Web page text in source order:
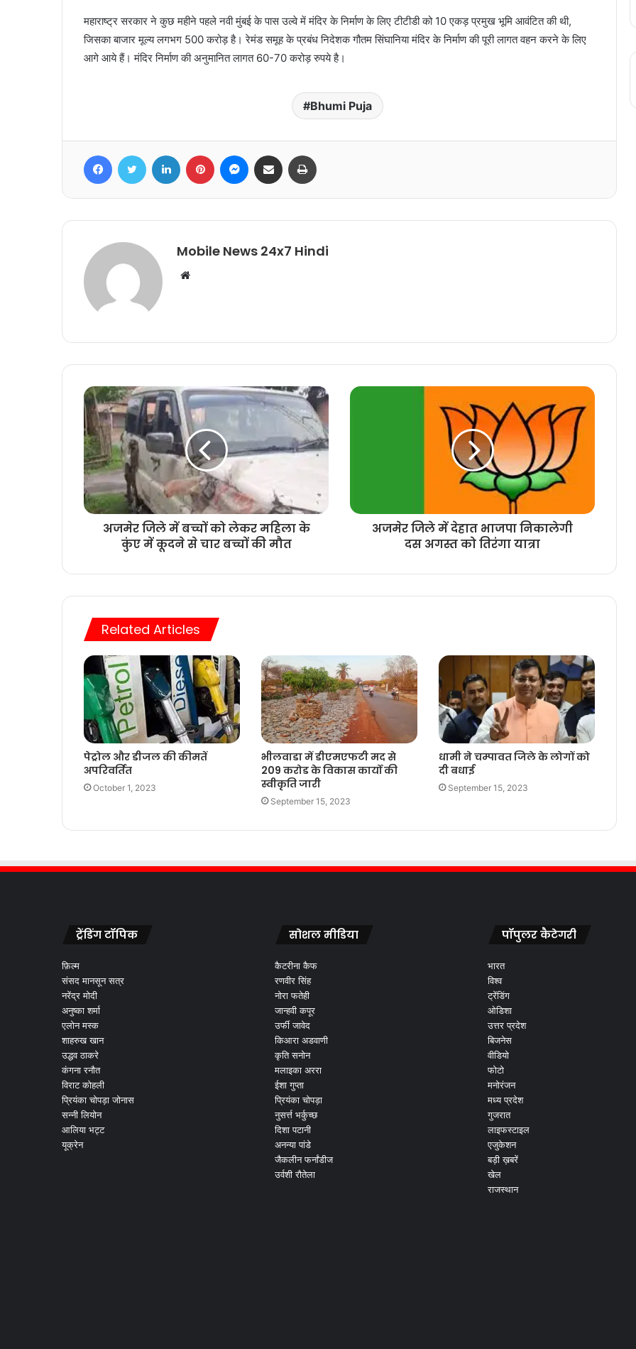
महाराष्ट्र सरकार ने कुछ महीने पहले नवी मुंबई के पास उल्वे में मंदिर के निर्माण के लिए टीटीडी को 10 एकड़ प्रमुख भूमि आवंटित की थी,
जिसका बाजार मूल्य लगभग 500 करोड़ है। रेमंड समूह के प्रबंध निदेशक गौतम सिंघानिया मंदिर के निर्माण की पूरी लागत वहन करने के लिए
आगे आये हैं। मंदिर निर्माण की अनुमानित लागत 60-70 करोड़ रुपये है।
Bhumi Puja
FacebookTwitter LinkedIn Pinterest Messenger
Share via Email
Mobile News 24x7 Hindi
Website
अजमेर जिले में बच्चों को लेकर महिला के
कुंए में कूदने से चार बच्चों की मौत
अजमेर जिले में देहात भाजपा निकालेगी
दस अगस्त को तिरंगा यात्रा
Related Articles
पेट्रोल और डीजल की कीमतें
अपरिवर्तित
October 1, 2023
भीलवाडा में डीएमएफटी मद से
209 करोड के विकास कार्यो की
स्वीकृति जारी
September 15, 2023
धामी ने चम्पावत जिले के लोगों को
दी बधाई
September 15, 2023
ट्रेंडिंग टॉपिक
फ़िल्म
संसद मानसून सत्र
नरेंद्र मोदी
अनुष्का शर्मा
एलोन मस्क
शाहरुख खान
उद्धव ठाकरे
कंगना रनौत
विराट कोहली
प्रियंका चोपड़ा जोनास
सन्नी लियोन
आलिया भट्ट
यूक्रेन
सोशल मीडिया
कैटरीना कैफ
रणवीर सिंह
नोरा फतेही
जान्हवी कपूर
उर्फी जावेद
किआरा अडवाणी
कृति सनोन
मलाइका अररा
ईशा गुप्ता
प्रियंका चोपड़ा
नुसर्त्त भर्कुच्छ
दिशा पटानी
अनन्या पांडे
जैकलीन फर्नांडीज
उर्वशी रौतेला
पॉपुलर कैटेगरी
भारत
विश्व
ट्रेंडिंग
ओडिशा
उत्तर प्रदेश
बिजनेस
वीडियो
फोटो
मनोरंजन
मध्य प्रदेश
गुजरात
लाइफस्टाइल
एजुकेशन
बड़ी ख़बरें
खेल
राजस्थान